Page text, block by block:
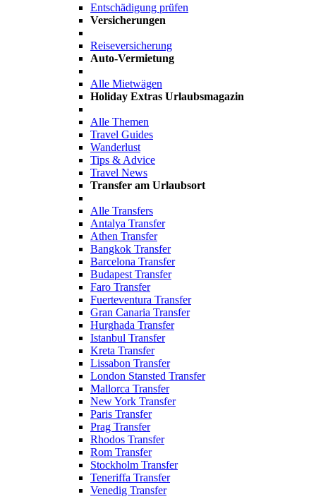
Entschädigung prüfen
Versicherungen
Reiseversicherung
Auto-Vermietung
Alle Mietwägen
Holiday Extras Urlaubsmagazin
Alle Themen
Travel Guides
Wanderlust
Tips & Advice
Travel News
Transfer am Urlaubsort
Alle Transfers
Antalya Transfer
Athen Transfer
Bangkok Transfer
Barcelona Transfer
Budapest Transfer
Faro Transfer
Fuerteventura Transfer
Gran Canaria Transfer
Hurghada Transfer
Istanbul Transfer
Kreta Transfer
Lissabon Transfer
London Stansted Transfer
Mallorca Transfer
New York Transfer
Paris Transfer
Prag Transfer
Rhodos Transfer
Rom Transfer
Stockholm Transfer
Teneriffa Transfer
Venedig Transfer